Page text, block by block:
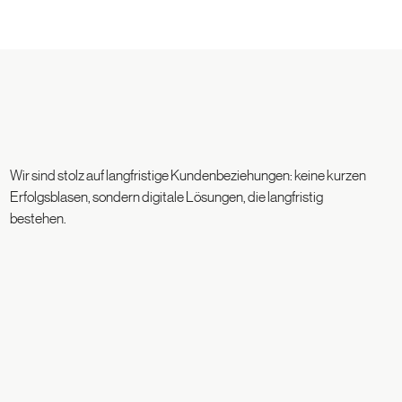
Wir sind stolz auf langfristige Kundenbeziehungen: keine kurzen
Erfolgsblasen, sondern digitale Lösungen, die langfristig
bestehen.